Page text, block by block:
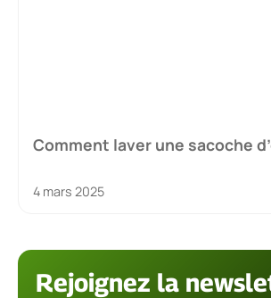
Comment laver une sacoche
4 mars 2025
Rejoignez la